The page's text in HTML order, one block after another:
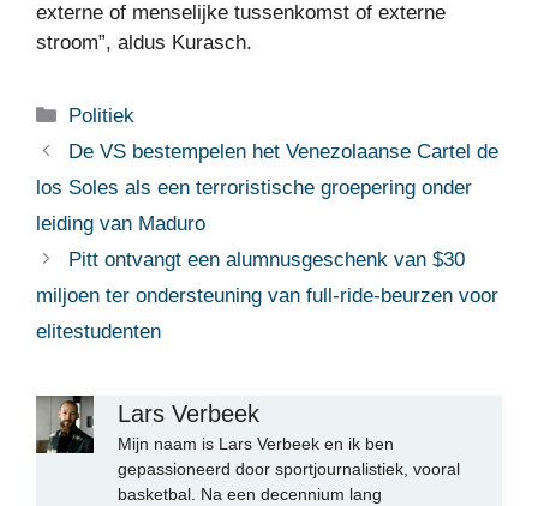
externe of menselijke tussenkomst of externe
stroom”, aldus Kurasch.
Categorieën
Politiek
De VS bestempelen het Venezolaanse Cartel de
los Soles als een terroristische groepering onder
leiding van Maduro
Pitt ontvangt een alumnusgeschenk van $30
miljoen ter ondersteuning van full-ride-beurzen voor
elitestudenten
Lars Verbeek
Mijn naam is Lars Verbeek en ik ben
gepassioneerd door sportjournalistiek, vooral
basketbal. Na een decennium lang